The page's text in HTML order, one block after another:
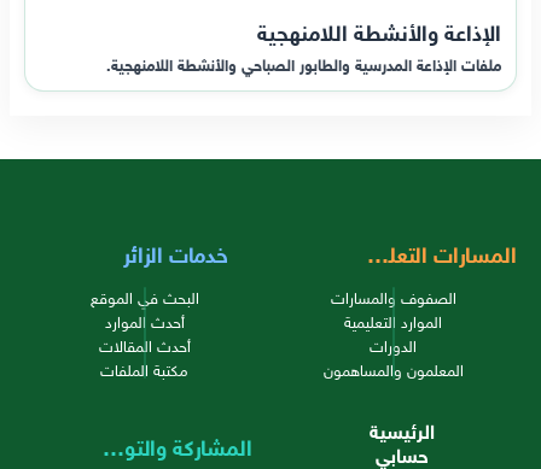
الإذاعة والأنشطة اللامنهجية
ملفات الإذاعة المدرسية والطابور الصباحي والأنشطة اللامنهجية.
المسارات التعليمية
الصفوف والمسارات
الموارد التعليمية
الدورات
المعلمون والمساهمون
خدمات الزائر
البحث في الموقع
أحدث الموارد
أحدث المقالات
مكتبة الملفات
الرئيسية
حسابي المشاركة والتواصل